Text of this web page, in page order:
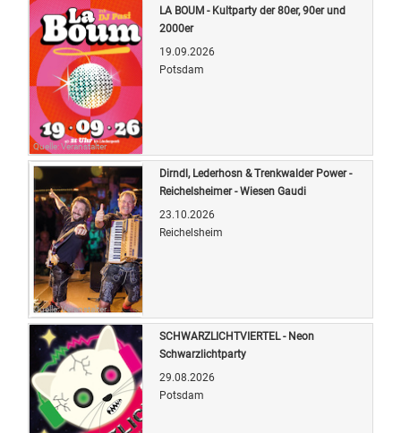
Quelle: Veranstalter
LA BOUM - Kultparty der 80er, 90er und
2000er
19.09.2026
Potsdam
Quelle: Veranstalter
Dirndl, Lederhosn & Trenkwalder Power -
Reichelsheimer - Wiesen Gaudi
23.10.2026
Reichelsheim
SCHWARZLICHTVIERTEL - Neon
Schwarzlichtparty
29.08.2026
Potsdam